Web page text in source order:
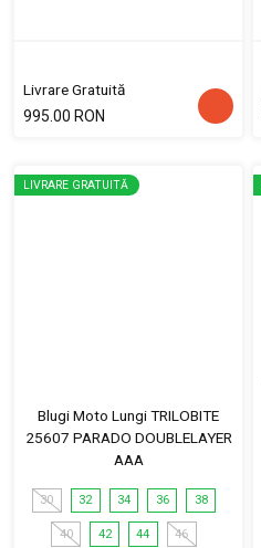
Livrare Gratuită
995.00 RON
LIVRARE GRATUITĂ
Blugi Moto Lungi TRILOBITE
25607 PARADO DOUBLELAYER
AAA
30 32 34 36 38
40 42 44 46